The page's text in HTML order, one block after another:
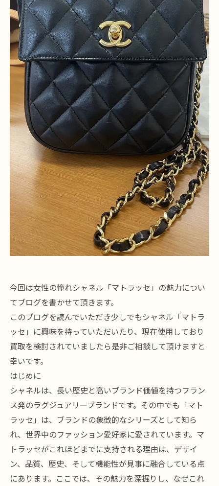
今回は女性の憧れシャネル「マトラッセ」の魅力につい
てブログを書かせて頂きます。
このブログを読んでいただき少しでもシャネル「マトラ
ッセ」に興味を持っていただいたり、現在使用しており
買取を検討されていましたら是非ご相談して頂けますと
幸いです。
はじめに
シャネルは、長い歴史と高いブランド価値を持つフラン
ス発のラグジュアリーブランドです。その中でも「マト
ラッセ」は、ブランドの象徴的なシリーズとして知ら
れ、世界中のファッション愛好家に愛されています。マ
トラッセがこれほどまでに支持される理由は、デザイ
ン、品質、歴史、そして機能性が見事に融合している点
にあります。ここでは、その魅力を深掘りし、なぜこれ